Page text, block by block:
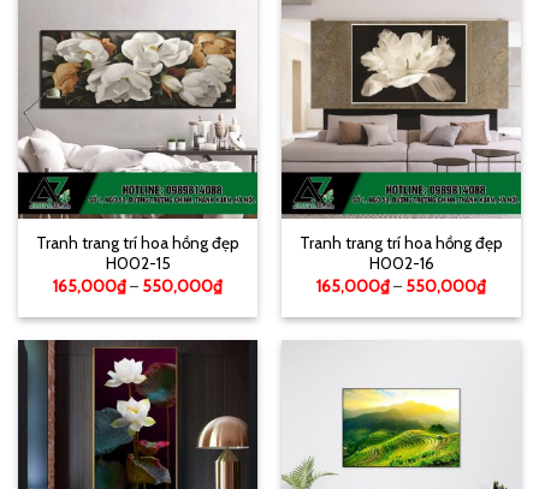
Tranh trang trí hoa hồng đẹp
H002-15
165,000₫– 550,000₫
Tranh trang trí hoa hồng đẹp
H002-16
165,000₫– 550,000₫